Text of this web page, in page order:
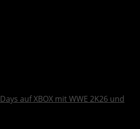
auf XBOX mit WWE 2K26 und